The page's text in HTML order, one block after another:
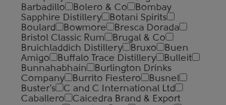
Barbadillo
Bolero & Co
Bombay
Sapphire Distillery
Botani Spirits
Boulard
Bowmore
Bresca Dorada
Bristol Classic Rum
Brugal & Co
Bruichladdich Distillery
Bruxo
Buen
Amigo
Buffalo Trace Distillery
Bulleit
Bunnahabhain
Burlington Drinks
Company
Burrito Fiestero
Busnel
Buster's
C and C International Ltd
Caballero
Caicedra Brand & Export